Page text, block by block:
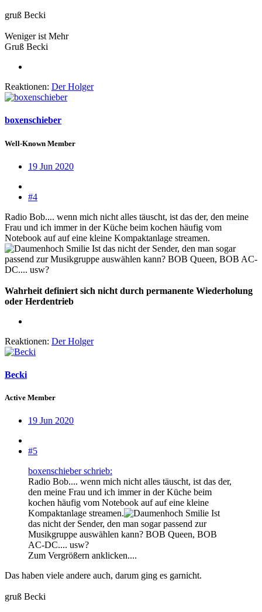
gruß Becki
Weniger ist Mehr
Gruß Becki
Reaktionen: Der Holger
boxenschieber
Well-Known Member
19 Jun 2020
#4
Radio Bob.... wenn mich nicht alles täuscht, ist das der, den meine
Frau und ich immer in der Küche beim kochen häufig vom
Notebook auf auf eine kleine Kompaktanlage streamen.
Ist das nicht der Sender, den man sogar
passend zur Musikgruppe auswählen kann? BOB Queen, BOB AC-
DC.... usw?
Wahrheit definiert sich nicht durch permanente Wiederholung
oder Herdentrieb
Reaktionen: Der Holger
Becki
Active Member
19 Jun 2020
#5
boxenschieber schrieb:
Radio Bob.... wenn mich nicht alles täuscht, ist das der,
den meine Frau und ich immer in der Küche beim
kochen häufig vom Notebook auf auf eine kleine
Kompaktanlage streamen.
Ist
das nicht der Sender, den man sogar passend zur
Musikgruppe auswählen kann? BOB Queen, BOB
AC-DC.... usw?
Zum Vergrößern anklicken....
Das haben viele andere auch, darum ging es garnicht.
gruß Becki